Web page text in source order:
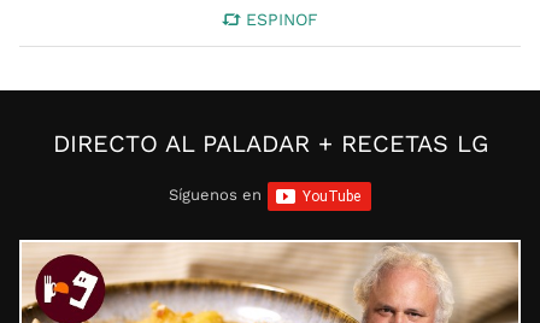
ESPINOF
DIRECTO AL PALADAR + RECETAS LG
Síguenos en